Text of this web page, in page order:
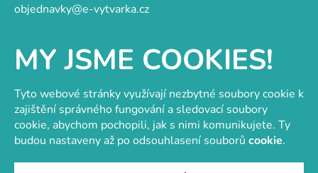
MY JSME COOKIES!
Tyto webové stránky využívají nezbytné soubory cookie k
zajištění správného fungování a sledovací soubory
cookie, abychom pochopili, jak s nimi komunikujete. Ty
budou nastaveny až po odsouhlasení souborů cookie.
objednavky@e-vytvarka.cz
Facebook
Velkoobchod s korálky a komponentyTvořit je radost